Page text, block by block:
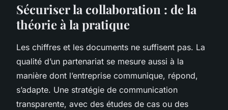
Sécuriser la collaboration : de la
théorie à la pratique
Les chiffres et les documents ne suffisent pas. La
qualité d’un partenariat se mesure aussi à la
manière dont l’entreprise communique, répond,
s’adapte. Une stratégie de communication
transparente, avec des études de cas ou des